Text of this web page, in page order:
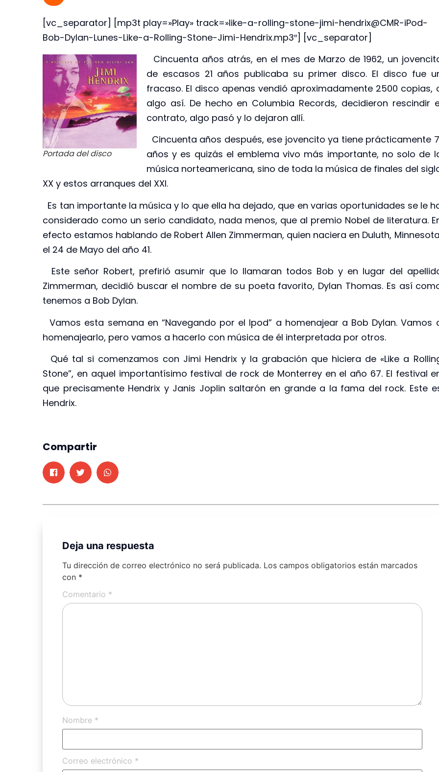
[vc_separator] [mp3t play=»Play» track=»like-a-rolling-stone-jimi-hendrix@CMR-iPod-
Bob-Dylan-Lunes-Like-a-Rolling-Stone-Jimi-Hendrix.mp3″] [vc_separator]
Portada del disco
Cincuenta años atrás, en el mes de Marzo de 1962, un
de escasos 21 años publicaba su primer disco. El disco fue
fracaso. El disco apenas vendió aproximadamente 2500 copias,
algo así. De hecho en Columbia Records, decidieron rescindir
contrato, algo pasó y lo dejaron allí.
Cincuenta años después, ese jovencito ya tiene prácticamente
años y es quizás el emblema vivo más importante, no solo de
música norteamericana, sino de toda la música de finales del
XX y estos arranques del XXI.
Es tan importante la música y lo que ella ha dejado, que en varias oportunidades se le
considerado como un serio candidato, nada menos, que al premio Nobel de literatura.
efecto estamos hablando de Robert Allen Zimmerman, quien naciera en Duluth,
el 24 de Mayo del año 41.
Este señor Robert, prefirió asumir que lo llamaran todos Bob y en lugar del
Zimmerman, decidió buscar el nombre de su poeta favorito, Dylan Thomas. Es así
tenemos a Bob Dylan.
Vamos esta semana en “Navegando por el Ipod” a homenajear a Bob Dylan. Vamos
homenajearlo, pero vamos a hacerlo con música de él interpretada por otros.
Qué tal si comenzamos con Jimi Hendrix y la grabación que hiciera de «Like a
Stone”, en aquel importantísimo festival de rock de Monterrey en el año 67. El festival
que precisamente Hendrix y Janis Joplin saltarón en grande a la fama del rock. Este
Hendrix.
Compartir
Deja una respuesta
Tu dirección de correo electrónico no será publicada. Los campos obligatorios están marcados
con *
Comentario *
Nombre *
Correo electrónico *